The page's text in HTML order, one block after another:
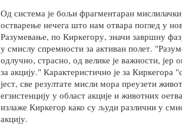
Од система је бољи фрагментаран
остварење нечега што нам отвара поглед у
Разумевање, по Киркегору, значи завршну
у смислу спремности за активан полет.
одлучно, страсно, од велике је важности, јер
за акцију." Карактеристично је за Киркегора
јест, све резултате мисли мора преузети
егзистенцију у област акције и животних
излаже Киркегор како су људи различни у
акцију.